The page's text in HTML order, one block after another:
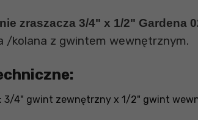
zraszacza 3/4" x 1/2" Gardena
/kolana z gwintem wewnętrznym.
3/4" gwint zewnętrzny x 1/2" gwint